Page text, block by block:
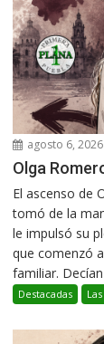
agosto 6, 2026
Olga
El ascenso de
tomó de la
le impulsó su
que comenzó
familiar.
Destacadas